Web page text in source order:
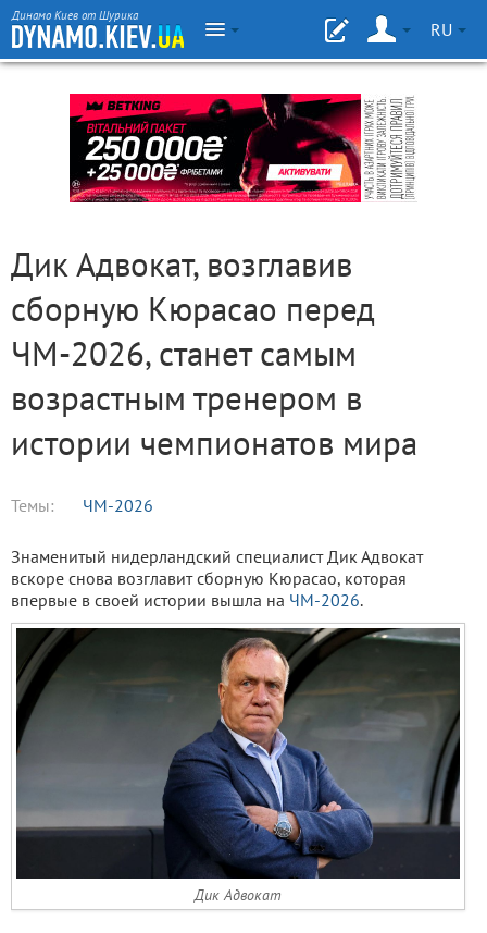
Динамо Киев от Шурика
RU
Дик Адвокат, возглавив
сборную Кюрасао перед
ЧМ-2026, станет самым
возрастным тренером в
истории чемпионатов мира
Темы: ЧМ-2026
Знаменитый нидерландский специалист Дик Адвокат
вскоре снова возглавит сборную Кюрасао, которая
впервые в своей истории вышла на ЧМ-2026.
Дик Адвокат